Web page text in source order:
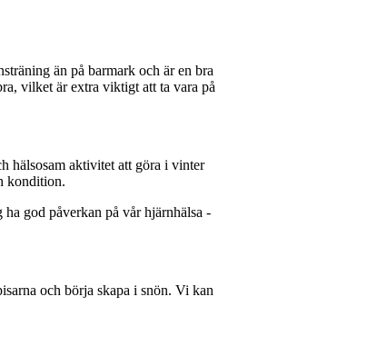
än på barmark och är en bra
vilket är extra viktigt att ta vara på
hälsosam aktivitet att göra i vinter
kondition.
god påverkan på vår hjärnhälsa -
och börja skapa i snön. Vi kan